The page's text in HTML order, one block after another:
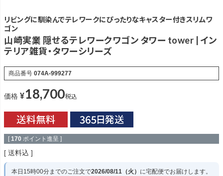
リビングに馴染んでテレワークにぴったりなキャスター付きスリムワ
ゴン
山崎実業 隠せるテレワークワゴン タワー tower | イン
テリア雑貨・タワーシリーズ
商品番号 074A-999277
価格 ¥18,700税込
[ 170 ポイント進呈 ]
送料込
本日 15時00分までのご注文で2026/08/11（火） に宅配便でお届けします。